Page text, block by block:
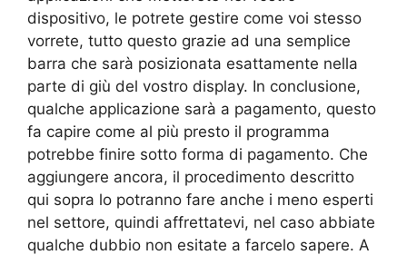
dispositivo, le potrete gestire come voi stesso
vorrete, tutto questo grazie ad una semplice
barra che sarà posizionata esattamente nella
parte di giù del vostro display. In conclusione,
qualche applicazione sarà a pagamento, questo
fa capire come al più presto il programma
potrebbe finire sotto forma di pagamento. Che
aggiungere ancora, il procedimento descritto
qui sopra lo potranno fare anche i meno esperti
nel settore, quindi affrettatevi, nel caso abbiate
qualche dubbio non esitate a farcelo sapere. A